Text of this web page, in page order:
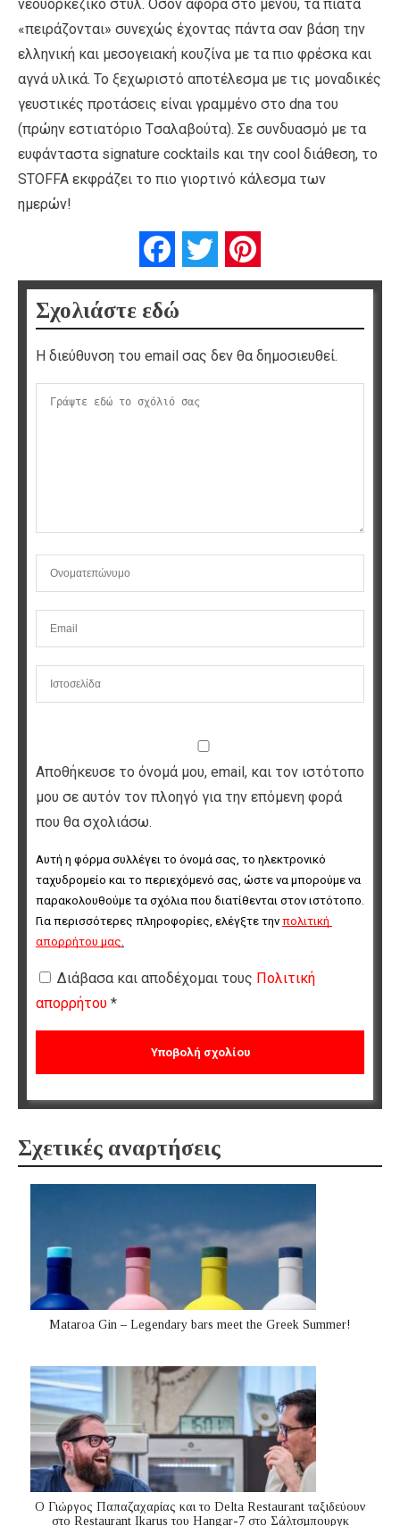
νεοϋορκέζικο στυλ. Όσον αφορά στο μενού, τα πιάτα
«πειράζονται» συνεχώς έχοντας πάντα σαν βάση την
ελληνική και μεσογειακή κουζίνα με τα πιο φρέσκα και
αγνά υλικά. Το ξεχωριστό αποτέλεσμα με τις μοναδικές
γευστικές προτάσεις είναι γραμμένο στο dna του
(πρώην εστιατόριο Tσαλαβούτα). Σε συνδυασμό με τα
ευφάνταστα signature cocktails και την cool διάθεση, το
STOFFA εκφράζει το πιο γιορτινό κάλεσμα των
ημερών!
FacebookTwitter
Σχολιάστε εδώ
Η διεύθυνση του email σας δεν θα δημοσιευθεί.
Αποθήκευσε το όνομά μου, email, και τον ιστότοπο
μου σε αυτόν τον πλοηγό για την επόμενη φορά
που θα σχολιάσω.
Αυτή η φόρμα συλλέγει το όνομά σας, το ηλεκτρονικό
ταχυδρομείο και το περιεχόμενό σας, ώστε να μπορούμε να
παρακολουθούμε τα σχόλια που διατίθενται στον ιστότοπο.
Για περισσότερες πληροφορίες, ελέγξτε την πολιτική
απορρήτου μας
Διάβασα και αποδέχομαι τους Πολιτική
απορρήτου *
Σχετικές αναρτήσεις
Mataroa Gin – Legendary bars meet the Greek Summer!
Ο Γιώργος Παπαζαχαρίας και το Delta Restaurant ταξιδεύουν
στο Restaurant Ikarus του Hangar-7 στο Σάλτσμπουργκ